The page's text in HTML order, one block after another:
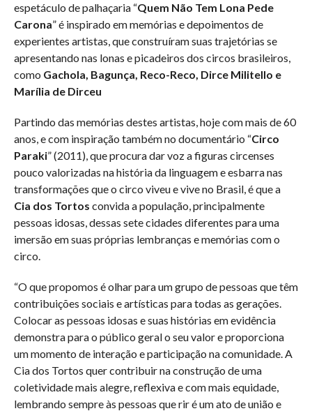
espetáculo de palhaçaria “Quem Não Tem Lona Pede
Carona” é inspirado em memórias e depoimentos de
experientes artistas, que construíram suas trajetórias se
apresentando nas lonas e picadeiros dos circos brasileiros,
como Gachola, Bagunça, Reco-Reco, Dirce Militello e
Marília de Dirceu
Partindo das memórias destes artistas, hoje com mais de 60
anos, e com inspiração também no documentário “Circo
Paraki” (2011), que procura dar voz a figuras circenses
pouco valorizadas na história da linguagem e esbarra nas
transformações que o circo viveu e vive no Brasil, é que a
Cia dos Tortos convida a população, principalmente
pessoas idosas, dessas sete cidades diferentes para uma
imersão em suas próprias lembranças e memórias com o
circo.
“O que propomos é olhar para um grupo de pessoas que têm
contribuições sociais e artísticas para todas as gerações.
Colocar as pessoas idosas e suas histórias em evidência
demonstra para o público geral o seu valor e proporciona
um momento de interação e participação na comunidade. A
Cia dos Tortos quer contribuir na construção de uma
coletividade mais alegre, reflexiva e com mais equidade,
lembrando sempre às pessoas que rir é um ato de união e